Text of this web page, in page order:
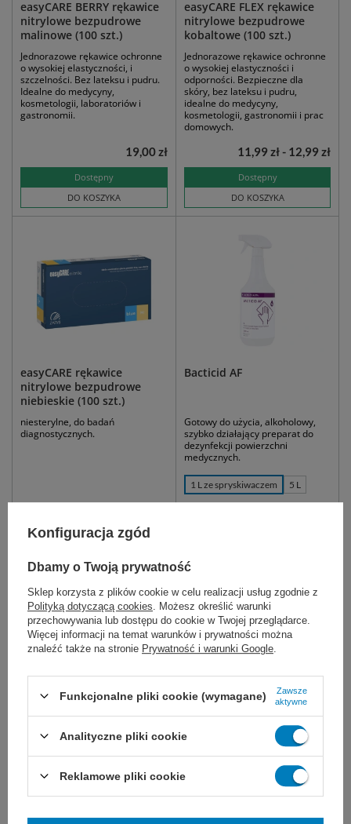
easyCARE BERRY rękawice
nitrylowe bezpudrowe
malinowe (100 szt.)
Jednorazowe rękawice ochronne
o wysokiej elastyczności, i
szczelności. Bez lateksu i pudru.
Idealne do medycyny,
kosmetologii, laboratoriów i
gastronomii.
Dostępny
DO KOSZYKA
19,00 zł
easyCARE FLEX rękawice
nitrylowe bezpudrowe
kobaltowe (100 szt.)
Jednorazowe rękawice ochronne
o wysokiej elastyczności i
odporności. Bezpieczne dla
skóry, bez lateksu i pudru,
idealne do medycyny,
kosmetologii, gastronomii i prac
domowych.
Dostępny
DO KOSZYKA
11,99 zł - 12,99 zł
easyCARE rękawice
nitrylowe bezpudrowe
niebieskie (100 szt.)
niesterylne, do badań
diagnostycznych.
Dostępny
Bacticid AF
Gotowy do użycia, alkoholowy,
szybko działający preparat do
dezynfekcji powierzchni
medycznych.
1 L ze spryskiwaczem 5 L
NITRYLEX ORANGE
Rękawice nitrylowe
bezpudrowe (100 szt.)
Ręcznik V-Fold, biały 24 x
21 cm
(3000 szt.) Classic -
chłonie wilgoć z dłoni. 2-
Konfiguracja zgód
Dbamy o Twoją prywatność
Sklep korzysta z plików cookie w celu realizacji usług zgodnie z
Polityką dotyczącą cookies . Możesz określić warunki
przechowywania lub dostępu do cookie w Twojej przeglądarce.
Więcej informacji na temat warunków i prywatności można
znaleźć także na stronie Prywatność i warunki Google
Funkcjonalne pliki cookie (wymagane)
Zawsze
aktywne
Analityczne pliki cookie
Reklamowe pliki cookie